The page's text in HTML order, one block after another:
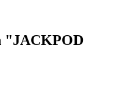
"JACKPOD